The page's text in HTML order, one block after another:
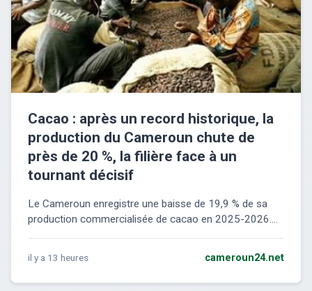
Cacao : après un record historique, la
production du Cameroun chute de
près de 20 %, la filière face à un
tournant décisif
Le Cameroun enregistre une baisse de 19,9 % de sa
production commercialisée de cacao en 2025-2026....
il y a 13 heures cameroun24.net